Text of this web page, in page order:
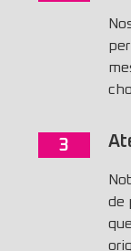
3
de